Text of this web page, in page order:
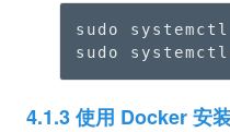
sudo
sudo systemctl
4.1.3 使用 Docker 安